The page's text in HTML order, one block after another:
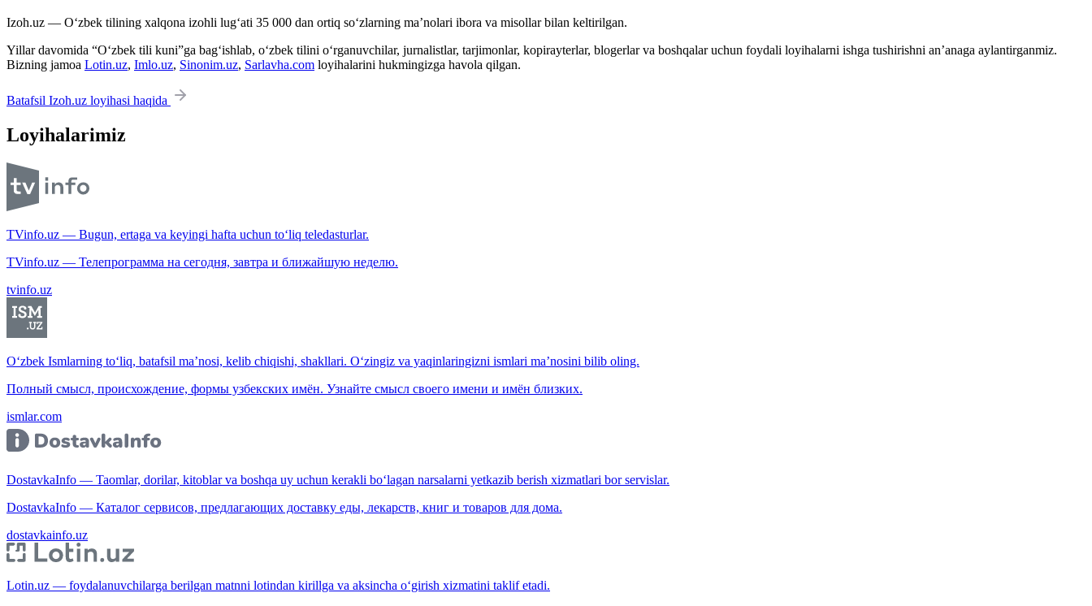
Izoh.uz — O‘zbek tilining xalqona izohli lug‘ati 35 000 dan ortiq so‘zlarning ma’nolari ibora va misollar bilan keltirilgan.
Yillar davomida “O‘zbek tili kuni”ga bag‘ishlab, o‘zbek tilini o‘rganuvchilar, jurnalistlar, tarjimonlar, kopirayterlar, blogerlar va boshqalar uchun foydali loyihalarni ishga tushirishni an’anaga aylantirganmiz.
Bizning jamoa Lotin.uz, Imlo.uz, Sinonim.uz, Sarlavha.com loyihalarini hukmingizga havola qilgan.
Batafsil Izoh.uz loyihasi haqida
Loyihalarimiz
TVinfo.uz — Bugun, ertaga va keyingi hafta uchun to‘liq teledasturlar.
TVinfo.uz — Телепрограмма на сегодня, завтра и ближайшую неделю.
tvinfo.uz
O‘zbek Ismlarning to‘liq, batafsil ma’nosi, kelib chiqishi, shakllari. O‘zingiz va yaqinlaringizni ismlari ma’nosini bilib oling.
Полный смысл, происхождение, формы узбекских имён. Узнайте смысл своего имени и имён близких.
ismlar.com
DostavkaInfo — Taomlar, dorilar, kitoblar va boshqa uy uchun kerakli bo‘lagan narsalarni yetkazib berish xizmatlari bor servislar.
DostavkaInfo — Каталог сервисов, предлагающих доставку еды, лекарств, книг и товаров для дома.
dostavkainfo.uz
Lotin.uz — foydalanuvchilarga berilgan matnni lotindan kirillga va aksincha o‘girish xizmatini taklif etadi.